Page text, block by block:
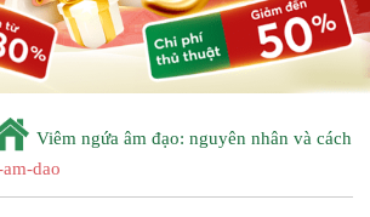
Viêm ngứa âm đạo: nguyên nhân và cách
dao